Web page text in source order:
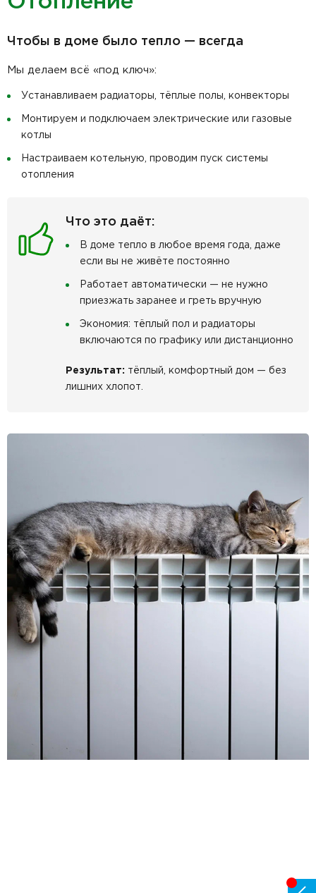
Чтобы в доме было тепло — всегда
Мы делаем всё «под ключ»:
Устанавливаем радиаторы, тёплые полы, конвекторы
Монтируем и подключаем электрические или газовые
котлы
Настраиваем котельную, проводим пуск системы
отопления
Что это даёт:
В доме тепло в любое время года, даже
если вы не живёте постоянно
Работает автоматически — не нужно
приезжать заранее и греть вручную
Экономия: тёплый пол и радиаторы
включаются по графику или дистанционно
Результат: тёплый, комфортный дом — без
лишних хлопот.